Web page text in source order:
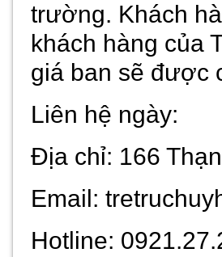
trường. Khách
khách hàng của
giá ban sẽ được
Liên hệ ngày:
Địa chỉ: 166
Email:
Hotline: